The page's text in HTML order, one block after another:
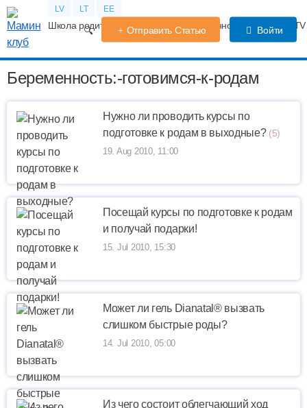
LV LT EE
Школа родителей Календарь беременности Форум
Отправить Статью Войти
Беременность:-готовимся-к-родам
Нужно ли проводить курсы по
подготовке к родам в выходные? (5)
19. Aug 2010, 11:00
Посещай курсы по подготовке к родам
и получай подарки!
15. Jul 2010, 15:30
Может ли гель Dianatal® вызвать
слишком быстрые роды?
14. Jul 2010, 05:00
Из чего состоит облегчающий ход